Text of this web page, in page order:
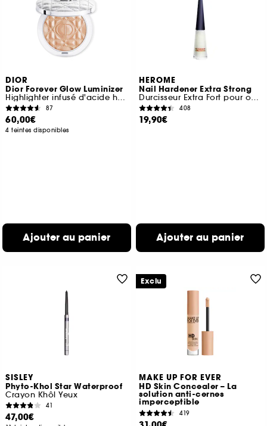
DIOR
Dior Forever Glow Luminizer
Highlighter infusé d'acide hyaluronique
87
60,00€
4 teintes disponibles
Ajouter au panier
HEROME
Nail Hardener Extra Strong
Durcisseur Extra Fort pour ongles
408
19,90€
Ajouter au panier
SISLEY
Phyto-Khol Star Waterproof
Crayon Khôl Yeux
41
47,00€
MAKE UP FOR EVER
HD Skin Concealer – La
solution anti-cernes
imperceptible
419
Exclu